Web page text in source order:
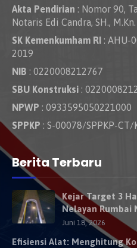
Akta Pendirian : Nomor 90,
Notaris Edi Candra, SH., M.Kn.
SK Kemenkumham RI : AHU-
2019
NIB : 0220008212767
SBU Konstruksi :
NPWP : 0933595050221000
SPPKP : S-00078/SPPKP-
Berita Terbaru
Kejar Target 3
Nelayan Rumbai
Kendaraan Besok
Juni 18, 2026
Efisiensi Alat: Menghitung